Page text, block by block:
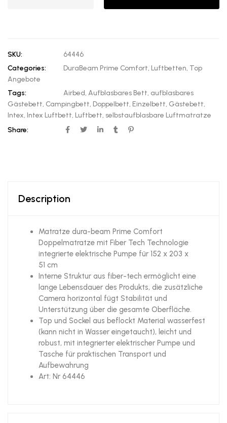
SKU:
64446
Categories:
DuraBeam Prime Comfort, Luftbetten, Top
Angebote
Tags:
Airbed, Aufblasbares Bett, aufblasbares
Gästebett, Campingbett, Doppelbett, Einzelbett, Gästebett,
Intex, Intex Luftbett, Luftbett, selbstaufblasbare Luftmatratze
Share:
Description
Matratze dura-beam Prime Comfort
Doppelmatratze mit Fiber Tech Technologie
integrierte elektrische Pumpe für 152 x 203 x
51 cm
Interne Struktur aus fiber-tech ermöglicht eine
lange Lebensdauer des Produkts, die zusätzliche
Camera horizontal fügt Stabilität und
Unterstützung über die gesamte Oberfläche.
Top und Sockel aus beflockt Material wasserfest
(kann nicht in Wasser eingetaucht), leicht und
robust, mit integrierter elektrischer Pumpe und
Tasche für praktischen Transport und
Aufbewahrung
Art: Nr 64446